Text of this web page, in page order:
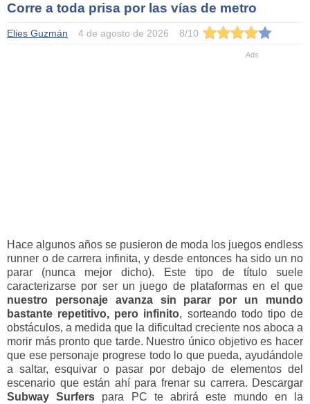
Corre a toda prisa por las vías de metro
Elies Guzmán 4 de agosto de 2026 8/10
Hace algunos años se pusieron de moda los juegos endless
runner o de carrera infinita, y desde entonces ha sido un no
parar (nunca mejor dicho). Este tipo de título suele
caracterizarse por ser un juego de plataformas en el que
nuestro personaje avanza sin parar por un mundo
bastante repetitivo, pero infinito, sorteando todo tipo de
obstáculos, a medida que la dificultad creciente nos aboca a
morir más pronto que tarde. Nuestro único objetivo es hacer
que ese personaje progrese todo lo que pueda, ayudándole
a saltar, esquivar o pasar por debajo de elementos del
escenario que están ahí para frenar su carrera. Descargar
Subway Surfers para PC te abrirá este mundo en la